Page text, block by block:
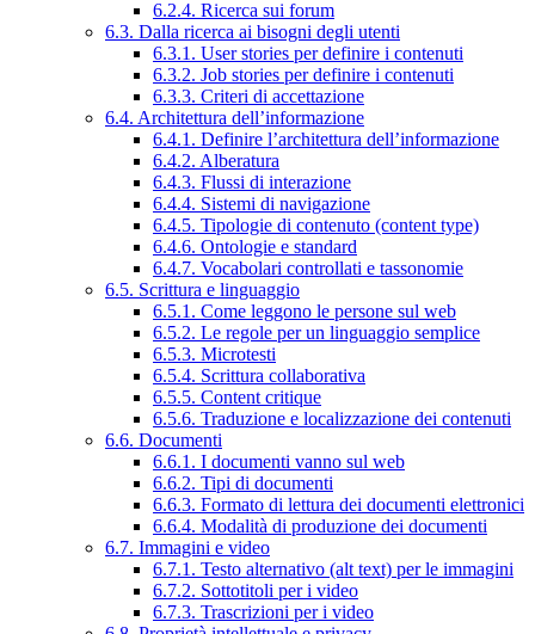
6.2.4. Ricerca sui forum
6.3. Dalla ricerca ai bisogni degli utenti
6.3.1. User stories per definire i contenuti
6.3.2. Job stories per definire i contenuti
6.3.3. Criteri di accettazione
6.4. Architettura dell’informazione
6.4.1. Definire l’architettura dell’informazione
6.4.2. Alberatura
6.4.3. Flussi di interazione
6.4.4. Sistemi di navigazione
6.4.5. Tipologie di contenuto (content type)
6.4.6. Ontologie e standard
6.4.7. Vocabolari controllati e tassonomie
6.5. Scrittura e linguaggio
6.5.1. Come leggono le persone sul web
6.5.2. Le regole per un linguaggio semplice
6.5.3. Microtesti
6.5.4. Scrittura collaborativa
6.5.5. Content critique
6.5.6. Traduzione e localizzazione dei contenuti
6.6. Documenti
6.6.1. I documenti vanno sul web
6.6.2. Tipi di documenti
6.6.3. Formato di lettura dei documenti elettronici
6.6.4. Modalità di produzione dei documenti
6.7. Immagini e video
6.7.1. Testo alternativo (alt text) per le immagini
6.7.2. Sottotitoli per i video
6.7.3. Trascrizioni per i video